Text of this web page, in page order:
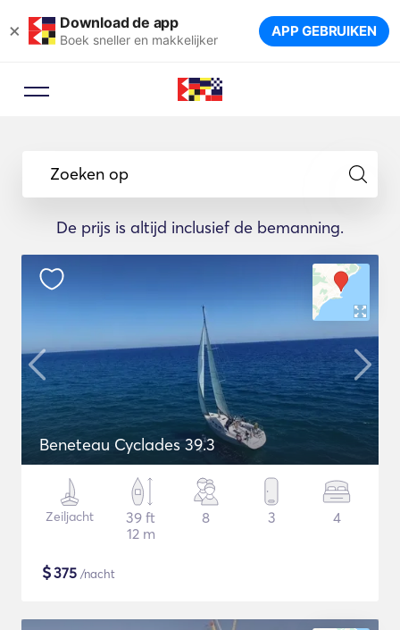
× Download de app
Boek sneller en makkelijker APP GEBRUIKEN
Zoeken op
De prijs is altijd inclusief de bemanning.
Beneteau Cyclades 39.3
Zeiljacht
39 ft
12 m
8 3 4
$375 /nacht